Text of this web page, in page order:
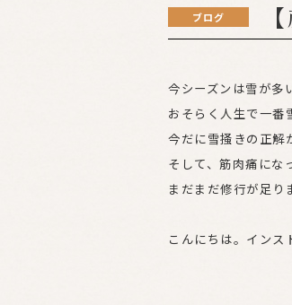
ブログ
今シーズンは雪が多
おそらく人生で一番
今だに雪掻きの正解
そして、筋肉痛にな
まだまだ修行が足り
こんにちは。イン